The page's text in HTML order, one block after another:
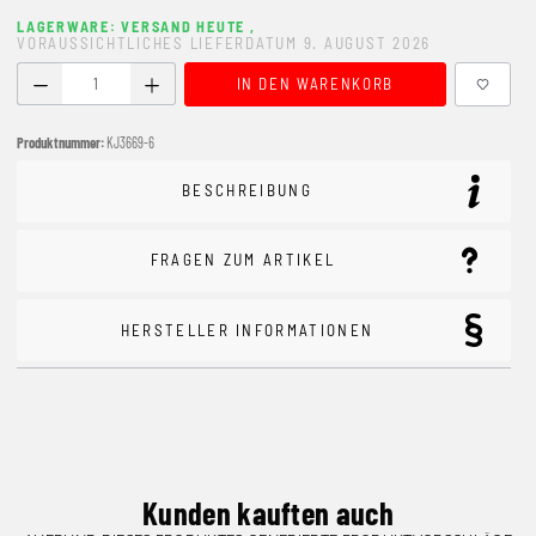
LAGERWARE: VERSAND HEUTE
VORAUSSICHTLICHES LIEFERDATUM 9. AUGUST 2026
Produkt Anzahl: Gib den gewünschten Wert ein oder
IN DEN WARENKORB
Produktnummer: KJ3669-6
BESCHREIBUNG
FRAGEN ZUM ARTIKEL
HERSTELLER INFORMATIONEN
Kunden kauften auch